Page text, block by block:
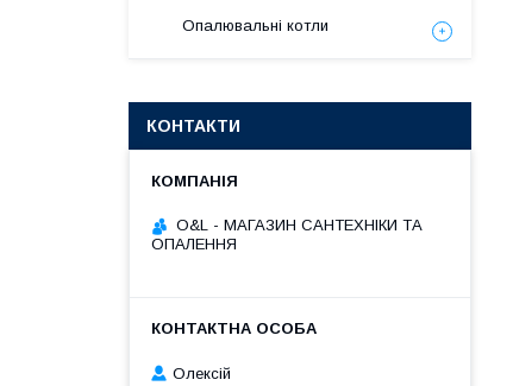
Опалювальні котли
КОНТАКТИ
O&L - МАГАЗИН САНТЕХНІКИ ТА
ОПАЛЕННЯ
Олексій